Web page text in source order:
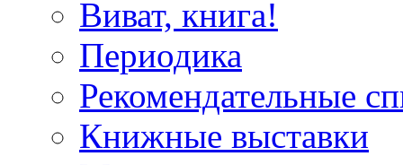
Виват, книга!
Периодика
Рекомендательные
Книжные выставки